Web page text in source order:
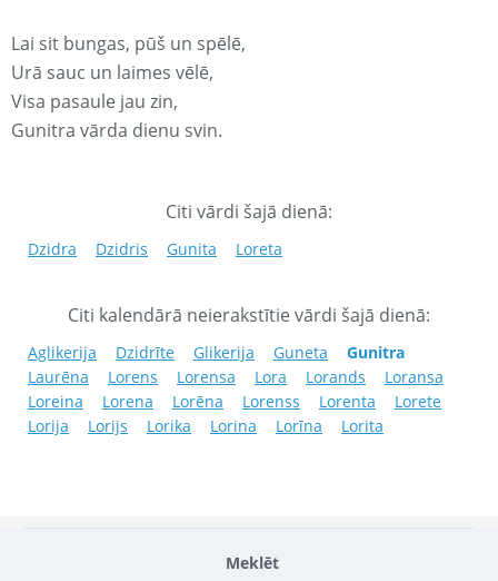
Meklēt
Lai sit bungas, pūš un spēlē,
Urā sauc un laimes vēlē,
Visa pasaule jau zin,
Gunitra vārda dienu svin.
Citi vārdi šajā dienā:
Dzidra Dzidris Gunita Loreta
Citi kalendārā neierakstītie vārdi šajā dienā:
Aglikerija Dzidrīte Glikerija Guneta
Gunitra
Laurēna
Lorens Lorensa Lora Lorands
Loransa
Loreina
Lorena Lorēna Lorenss Lorenta
Lorete
Lorija
Lorijs Lorika Lorina Lorīna Lorita